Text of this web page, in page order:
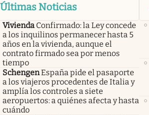
Últimas Noticias
Vivienda Confirmado: la Ley concede
a los inquilinos permanecer hasta 5
años en la vivienda, aunque el
contrato firmado sea por menos
tiempo
SchengenEspaña pide el pasaporte
a los viajeros procedentes de Italia y
amplía los controles a siete
aeropuertos: a quiénes afecta y hasta
cuándo